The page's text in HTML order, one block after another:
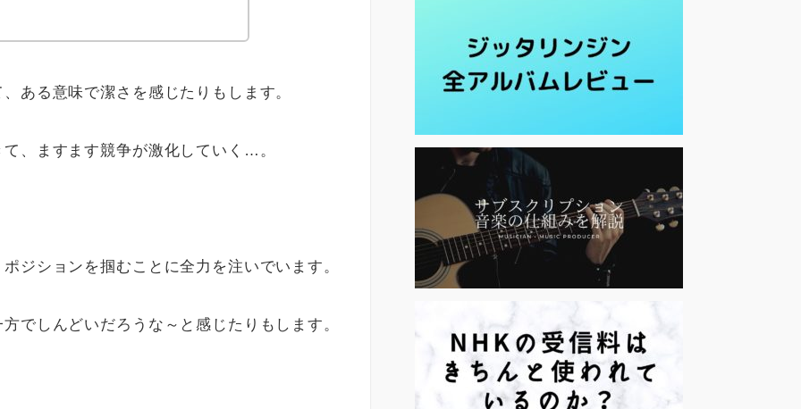
ある意味で潔さを感じたりもします。
、ますます競争が激化していく…。
ジションを掴むことに全力を注いでいます。
でしんどいだろうな～と感じたりもします。